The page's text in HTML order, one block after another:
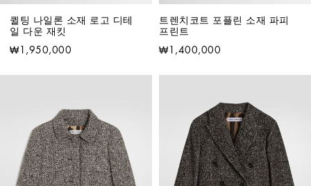
퀼팅 나일론 소재 로고 디테
일 다운 재킷
₩1,950,000
트렌치코트 포플린 소재 파피
프린트
₩1,400,000